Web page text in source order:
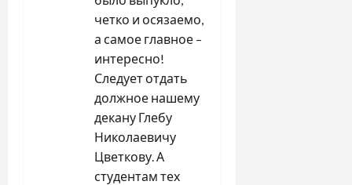
четко и осязаемо,
а самое главное –
интересно!
Следует отдать
должное нашему
декану Глебу
Николаевичу
Цветкову. А
студентам тех